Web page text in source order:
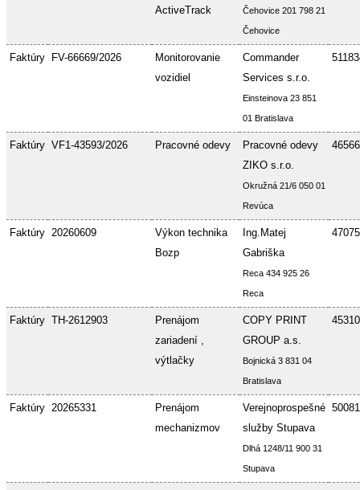
ActiveTrack
Čehovice 201 798 21
Čehovice
Faktúry FV-66669/2026
Monitorovanie
vozidiel
Commander
Services s.r.o.
Einsteinova 23 851
01 Bratislava
Faktúry VF1-43593/2026 Pracovné odevy
Pracovné odevy
ZIKO s.r.o.
Okružná 21/6 050 01
Revúca
Faktúry 20260609
Výkon technika
Bozp
Ing.Matej
Gabriška
Reca 434 925 26
Reca
Faktúry TH-2612903
Prenájom
zariadení ,
výtlačky
COPY PRINT
GROUP a.s.
Bojnická 3 831 04
Bratislava
Faktúry 20265331
Prenájom
mechanizmov
Verejnoprospešné
služby Stupava
Dlhá 1248/11 900 31
Stupava